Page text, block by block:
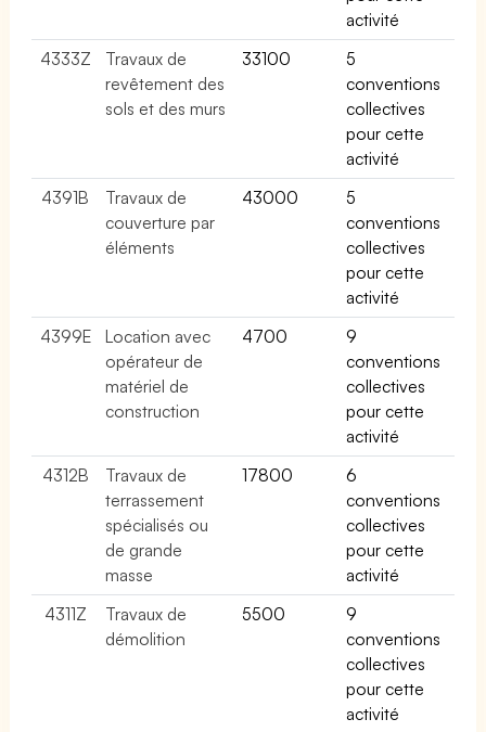
activité
4333Z
Travaux de
revêtement des
sols et des murs
33100
5
conventions
collectives
pour cette
activité
4391B
Travaux de
couverture par
éléments
43000
5
conventions
collectives
pour cette
activité
4399E
Location avec
opérateur de
matériel de
construction
4700
9
conventions
collectives
pour cette
activité
4312B
Travaux de
terrassement
spécialisés ou
de grande
masse
17800
6
conventions
collectives
pour cette
activité
4311Z
Travaux de
démolition
5500
9
conventions
collectives
pour cette
activité